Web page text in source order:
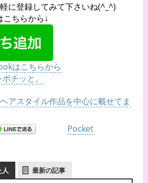
に登録してみて下さいね(^_^)
ちらから↓
はこちらから
チッと。
アスタイル作品を中心に載せてま
Pocket
人 最新の記事